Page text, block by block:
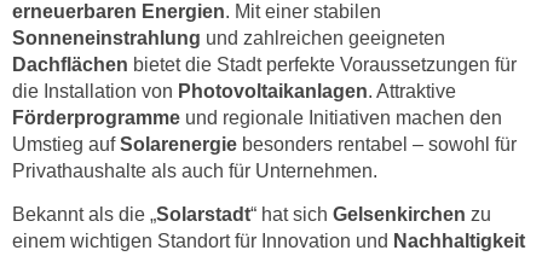
erneuerbaren Energien. Mit einer stabilen
Sonneneinstrahlung und zahlreichen geeigneten
Dachflächen bietet die Stadt perfekte Voraussetzungen für
die Installation von Photovoltaikanlagen. Attraktive
Förderprogramme und regionale Initiativen machen den
Umstieg aufSolarenergie besonders rentabel – sowohl für
Privathaushalte als auch für Unternehmen.
Bekannt als die „Solarstadt“ hat sich Gelsenkirchen zu
einem wichtigen Standort für Innovation und Nachhaltigkeit